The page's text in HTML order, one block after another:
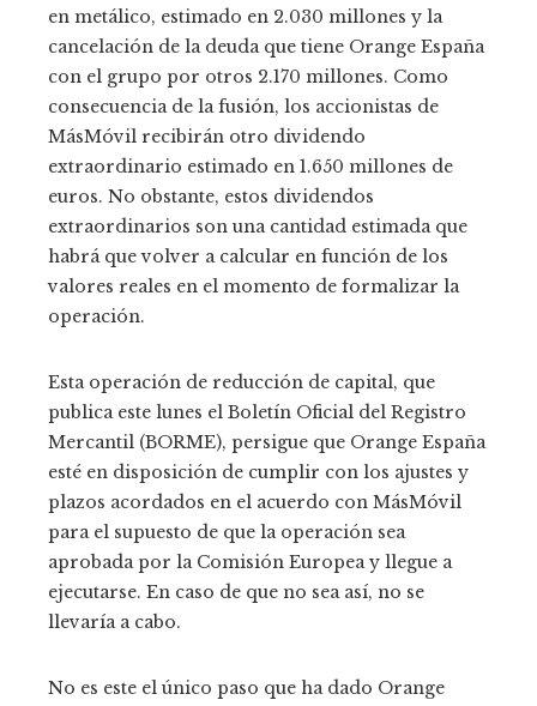
en metálico, estimado en 2.030 millones y la
cancelación de la deuda que tiene Orange España
con el grupo por otros 2.170 millones. Como
consecuencia de la fusión, los accionistas de
MásMóvil recibirán otro dividendo
extraordinario estimado en 1.650 millones de
euros. No obstante, estos dividendos
extraordinarios son una cantidad estimada que
habrá que volver a calcular en función de los
valores reales en el momento de formalizar la
operación.
Esta operación de reducción de capital, que
publica este lunes el Boletín Oficial del Registro
Mercantil (BORME), persigue que Orange España
esté en disposición de cumplir con los ajustes y
plazos acordados en el acuerdo con MásMóvil
para el supuesto de que la operación sea
aprobada por la Comisión Europea y llegue a
ejecutarse. En caso de que no sea así, no se
llevaría a cabo.
No es este el único paso que ha dado Orange